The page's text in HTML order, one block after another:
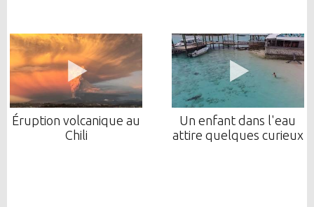
Éruption volcanique au
Chili
Un enfant dans l'eau
attire quelques curieux